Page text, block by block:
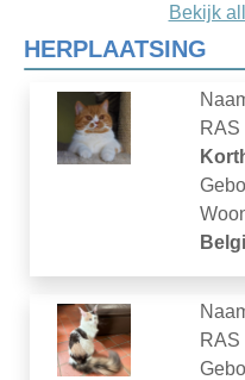
Bekijk
HERPLAATSING
RAS
RAS